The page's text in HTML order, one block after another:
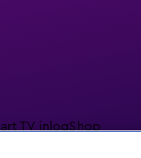
TV inlogShop